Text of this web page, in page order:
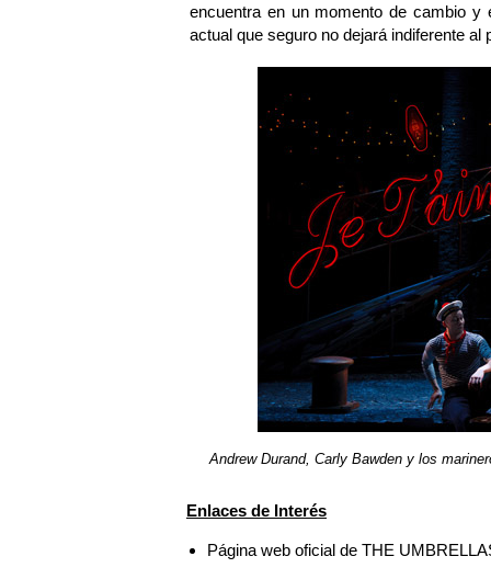
encuentra en un momento de cambio y
actual que seguro no dejará indiferente al
Andrew Durand, Carly Bawden y los
Enlaces de Interés
Página web oficial de THE